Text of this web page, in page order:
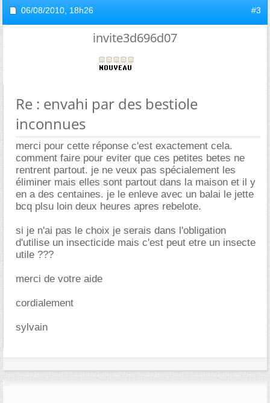
06/08/2010, 18h26 #3
invite3d696d07
Re : envahi par des bestiole
inconnues
merci pour cette réponse c'est exactement cela.
comment faire pour eviter que ces petites betes ne
rentrent partout. je ne veux pas spécialement les
éliminer mais elles sont partout dans la maison et il y
en a des centaines. je le enleve avec un balai le jette
bcq plsu loin deux heures apres rebelote.
si je n'ai pas le choix je serais dans l'obligation
d'utilise un insecticide mais c'est peut etre un insecte
utile ???
merci de votre aide
cordialement
sylvain